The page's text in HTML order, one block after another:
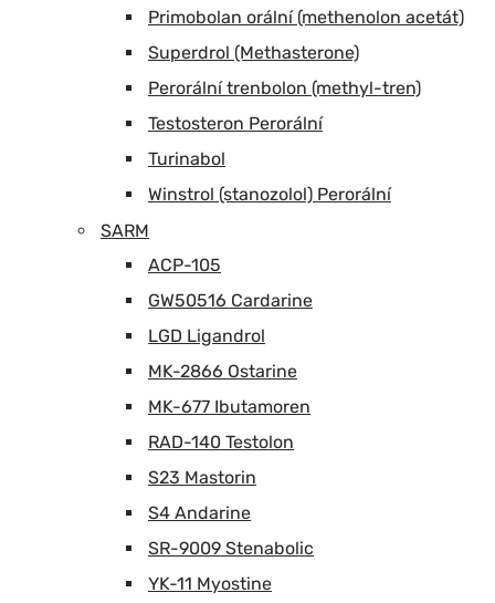
Primobolan orální (methenolon acetát)
Superdrol (Methasterone)
Perorální trenbolon (methyl-tren)
Testosteron Perorální
Turinabol
Winstrol (stanozolol) Perorální
SARM
ACP-105
GW50516 Cardarine
LGD Ligandrol
MK-2866 Ostarine
MK-677 Ibutamoren
RAD-140 Testolon
S23 Mastorin
S4 Andarine
SR-9009 Stenabolic
YK-11 Myostine